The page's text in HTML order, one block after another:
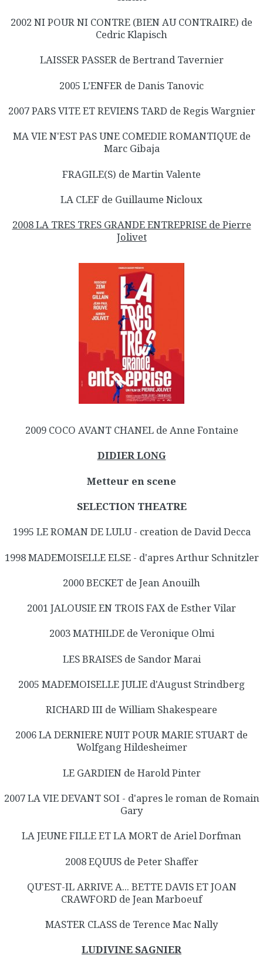
2002 NI POUR NI CONTRE (BIEN AU CONTRAIRE) de
Cedric Klapisch
LAISSER PASSER de Bertrand Tavernier
2005 L'ENFER de Danis Tanovic
2007 PARS VITE ET REVIENS TARD de Regis Wargnier
MA VIE N'EST PAS UNE COMEDIE ROMANTIQUE de
Marc Gibaja
FRAGILE(S) de Martin Valente
LA CLEF de Guillaume Nicloux
2008 LA TRES TRES GRANDE ENTREPRISE de Pierre
Jolivet
2009 COCO AVANT CHANEL de Anne Fontaine
DIDIER LONG
Metteur en scene
SELECTION THEATRE
1995 LE ROMAN DE LULU - creation de David Decca
1998 MADEMOISELLE ELSE - d'apres Arthur Schnitzler
2000 BECKET de Jean Anouilh
2001 JALOUSIE EN TROIS FAX de Esther Vilar
2003 MATHILDE de Veronique Olmi
LES BRAISES de Sandor Marai
2005 MADEMOISELLE JULIE d'August Strindberg
RICHARD III de William Shakespeare
2006 LA DERNIERE NUIT POUR MARIE STUART de
Wolfgang Hildesheimer
LE GARDIEN de Harold Pinter
2007 LA VIE DEVANT SOI - d'apres le roman de Romain
Gary
LA JEUNE FILLE ET LA MORT de Ariel Dorfman
2008 EQUUS de Peter Shaffer
QU'EST-IL ARRIVE A... BETTE DAVIS ET JOAN
CRAWFORD de Jean Marboeuf
MASTER CLASS de Terence Mac Nally
LUDIVINE SAGNIER